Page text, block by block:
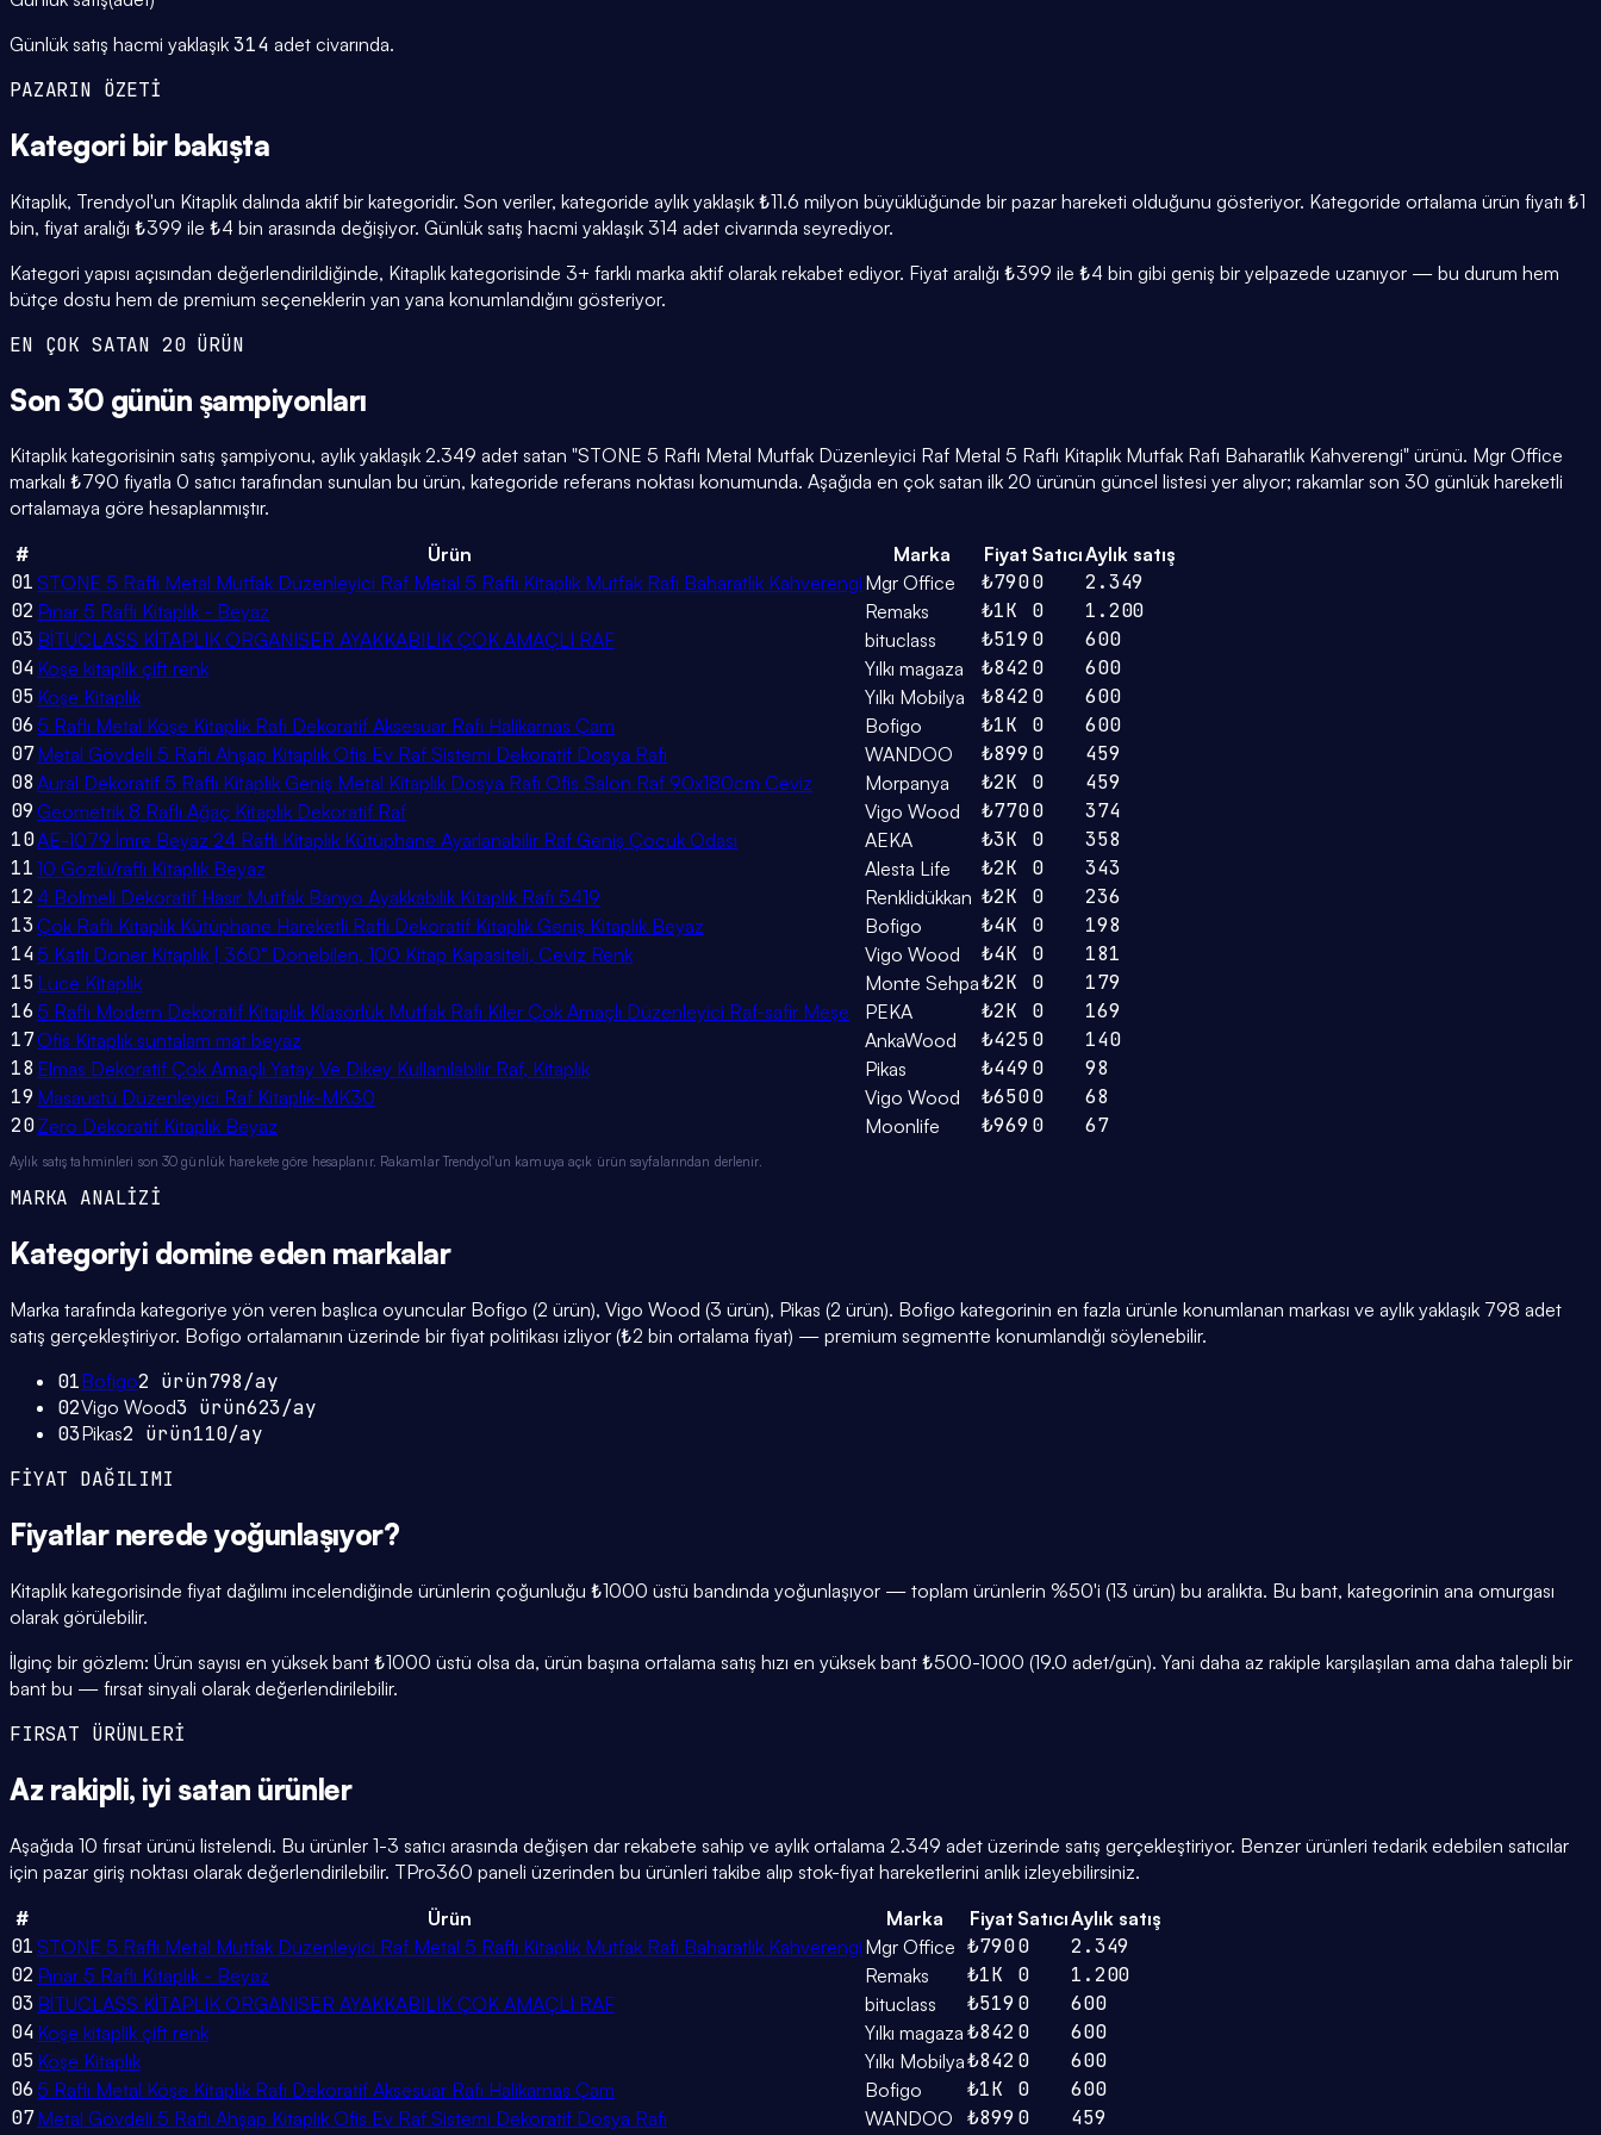
Günlük satış hacmi yaklaşık 314 adet civarında.
PAZARIN ÖZETİ
Kategori bir bakışta
Kitaplık, Trendyol'un Kitaplık dalında aktif bir kategoridir. Son veriler, kategoride aylık yaklaşık ₺11.6 milyon büyüklüğünde bir pazar hareketi olduğunu gösteriyor. Kategoride ortalama ürün fiyatı ₺1
bin, fiyat aralığı ₺399 ile ₺4 bin arasında değişiyor. Günlük satış hacmi yaklaşık 314 adet civarında seyrediyor.
Kategori yapısı açısından değerlendirildiğinde, Kitaplık kategorisinde 3+ farklı marka aktif olarak rekabet ediyor. Fiyat aralığı ₺399 ile ₺4 bin gibi geniş bir yelpazede uzanıyor — bu durum hem
bütçe dostu hem de premium seçeneklerin yan yana konumlandığını gösteriyor.
EN ÇOK SATAN 20 ÜRÜN
Son 30 günün şampiyonları
Kitaplık kategorisinin satış şampiyonu, aylık yaklaşık 2.349 adet satan "STONE 5 Raflı Metal Mutfak Düzenleyici Raf Metal 5 Raflı Kitaplık Mutfak Rafı Baharatlık Kahverengi" ürünü. Mgr Office
markalı ₺790 fiyatla 0 satıcı tarafından sunulan bu ürün, kategoride referans noktası konumunda. Aşağıda en çok satan ilk 20 ürünün güncel listesi yer alıyor; rakamlar son 30 günlük hareketli
ortalamaya göre hesaplanmıştır.
#
Ürün Marka Fiyat SatıcıAylık satış
01 STONE 5 Raflı Metal Mutfak Düzenleyici Raf Metal 5 Raflı Kitaplık Mutfak Rafı Baharatlık Kahverengi Mgr Office ₺7900
2.349
02 Pınar 5 Raflı Kitaplık - Beyaz Remaks ₺1K 0
1.200
03 BİTUCLASS KİTAPLIK ORGANISER AYAKKABILIK ÇOK AMAÇLI RAF bituclass ₺519 0
600
04 Koşe kitaplik çift renk Yılkı magaza ₺842 0
600
05 Köşe Kitaplık Yılkı Mobilya ₺842 0
600
06 5 Raflı Metal Köşe Kitaplık Rafı Dekoratif Aksesuar Rafı Halikarnas Çam Bofigo ₺1K 0
600
07Metal Gövdeli 5 Raflı Ahşap Kitaplık Ofis Ev Raf Sistemi Dekoratif Dosya Rafı WANDOO ₺899 0
459
08 Aural Dekoratif 5 Raflı Kitaplık Geniş Metal Kitaplık Dosya Rafı Ofis Salon Raf 90x180cm Ceviz Morpanya ₺2K 0
459
09 Geometrik 8 Raflı Ağaç Kitaplık Dekoratif Raf Vigo Wood ₺7700
374
10AE-1079 İmre Beyaz 24 Raflı Kitaplık Kütüphane Ayarlanabilir Raf Geniş Çocuk Odası AEKA ₺3K 0
358
11 10 Gözlü/raflı Kitaplık Beyaz Alesta Life ₺2K 0
343
12 4 Bölmeli Dekoratif Hasır Mutfak Banyo Ayakkabılık Kitaplık Rafı 5419 Renklidükkan ₺2K 0
236
13Çok Raflı Kitaplık Kütüphane Hareketli Raflı Dekoratif Kitaplık Geniş Kitaplık Beyaz Bofigo ₺4K 0
198
14 5 Katlı Döner Kitaplık | 360° Dönebilen, 100 Kitap Kapasiteli, Ceviz Renk Vigo Wood ₺4K 0
181
15 Luce Kitaplık Monte Sehpa₺2K 0
179
16 5 Raflı Modern Dekoratif Kitaplık Klasörlük Mutfak Rafı Kiler Çok Amaçlı Düzenleyici Raf-safir Meşe PEKA ₺2K 0
169
17Ofis Kitaplık suntalam mat beyaz AnkaWood ₺4250
140
18 Elmas Dekoratif Çok Amaçlı Yatay Ve Dikey Kullanılabilir Raf, Kitaplık Pikas ₺449 0
98
19 Masaüstü Düzenleyici Raf Kitaplık-MK30 Vigo Wood ₺6500
68
20Zero Dekoratif Kitaplık Beyaz Moonlife ₺969 0 67
Aylık satış tahminleri son 30 günlük harekete göre hesaplanır. Rakamlar Trendyol'un kamuya açık ürün sayfalarından derlenir.
MARKA ANALİZİ
Kategoriyi domine eden markalar
Marka tarafında kategoriye yön veren başlıca oyuncular Bofigo (2 ürün), Vigo Wood (3 ürün), Pikas (2 ürün). Bofigo kategorinin en fazla ürünle konumlanan markası ve aylık yaklaşık 798 adet
satış gerçekleştiriyor. Bofigo ortalamanın üzerinde bir fiyat politikası izliyor (₺2 bin ortalama fiyat) — premium segmentte konumlandığı söylenebilir.
01Bofigo2 ürün798/ay
02Vigo Wood3 ürün623/ay
03Pikas2 ürün110/ay
FİYAT DAĞILIMI
Fiyatlar nerede yoğunlaşıyor?
Kitaplık kategorisinde fiyat dağılımı incelendiğinde ürünlerin çoğunluğu ₺1000 üstü bandında yoğunlaşıyor — toplam ürünlerin %50'i (13 ürün) bu aralıkta. Bu bant, kategorinin ana omurgası
olarak görülebilir.
İlginç bir gözlem: Ürün sayısı en yüksek bant ₺1000 üstü olsa da, ürün başına ortalama satış hızı en yüksek bant ₺500-1000 (19.0 adet/gün). Yani daha az rakiple karşılaşılan ama daha talepli bir
bant bu — fırsat sinyali olarak değerlendirilebilir.
FIRSAT ÜRÜNLERİ
Az rakipli, iyi satan ürünler
Aşağıda 10 fırsat ürünü listelendi. Bu ürünler 1-3 satıcı arasında değişen dar rekabete sahip ve aylık ortalama 2.349 adet üzerinde satış gerçekleştiriyor. Benzer ürünleri tedarik edebilen satıcılar
için pazar giriş noktası olarak değerlendirilebilir. TPro360 paneli üzerinden bu ürünleri takibe alıp stok-fiyat hareketlerini anlık izleyebilirsiniz.
#
Ürün Marka Fiyat SatıcıAylık satış
01 STONE 5 Raflı Metal Mutfak Düzenleyici Raf Metal 5 Raflı Kitaplık Mutfak Rafı Baharatlık Kahverengi Mgr Office ₺7900
2.349
02 Pınar 5 Raflı Kitaplık - Beyaz Remaks ₺1K 0
1.200
03 BİTUCLASS KİTAPLIK ORGANISER AYAKKABILIK ÇOK AMAÇLI RAF bituclass ₺519 0
600
04 Koşe kitaplik çift renk Yılkı magaza ₺842 0
600
05 Köşe Kitaplık Yılkı Mobilya₺842 0
600
06 5 Raflı Metal Köşe Kitaplık Rafı Dekoratif Aksesuar Rafı Halikarnas Çam Bofigo ₺1K 0
600
07Metal Gövdeli 5 Raflı Ahşap Kitaplık Ofis Ev Raf Sistemi Dekoratif Dosya Rafı WANDOO ₺899 0
459